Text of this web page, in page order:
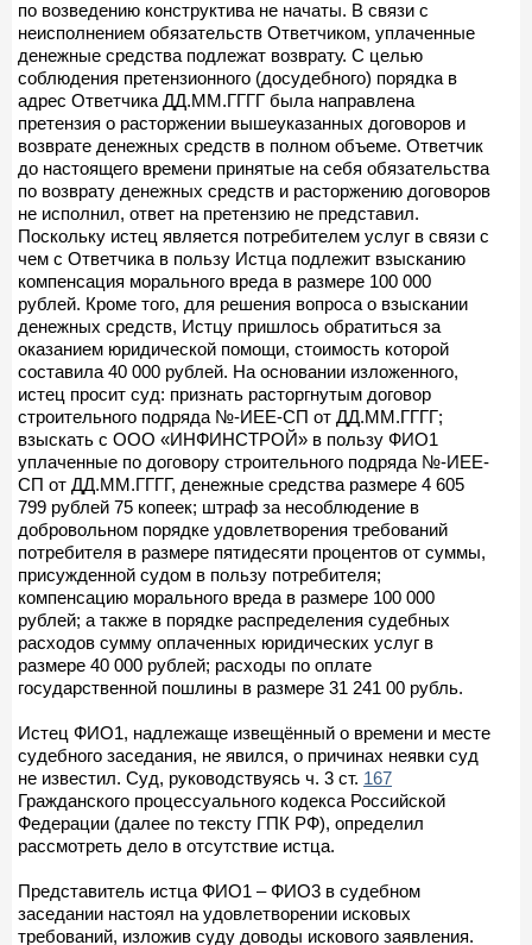
по возведению конструктива не начаты. В связи с
неисполнением обязательств Ответчиком, уплаченные
денежные средства подлежат возврату. С целью
соблюдения претензионного (досудебного) порядка в
адрес Ответчика ДД.ММ.ГГГГ была направлена
претензия о расторжении вышеуказанных договоров и
возврате денежных средств в полном объеме. Ответчик
до настоящего времени принятые на себя обязательства
по возврату денежных средств и расторжению договоров
не исполнил, ответ на претензию не представил.
Поскольку истец является потребителем услуг в связи с
чем с Ответчика в пользу Истца подлежит взысканию
компенсация морального вреда в размере 100 000
рублей. Кроме того, для решения вопроса о взыскании
денежных средств, Истцу пришлось обратиться за
оказанием юридической помощи, стоимость которой
составила 40 000 рублей. На основании изложенного,
истец просит суд: признать расторгнутым договор
строительного подряда №-ИЕЕ-СП от ДД.ММ.ГГГГ;
взыскать с ООО «ИНФИНСТРОЙ» в пользу ФИО1
уплаченные по договору строительного подряда №-ИЕЕ-
СП от ДД.ММ.ГГГГ, денежные средства размере 4 605
799 рублей 75 копеек; штраф за несоблюдение в
добровольном порядке удовлетворения требований
потребителя в размере пятидесяти процентов от суммы,
присужденной судом в пользу потребителя;
компенсацию морального вреда в размере 100 000
рублей; а также в порядке распределения судебных
расходов сумму оплаченных юридических услуг в
размере 40 000 рублей; расходы по оплате
государственной пошлины в размере 31 241 00 рубль.
Истец ФИО1, надлежаще извещённый о времени и месте
судебного заседания, не явился, о причинах неявки суд
не известил. Суд, руководствуясь ч. 3 ст. 167
Гражданского процессуального кодекса Российской
Федерации (далее по тексту ГПК РФ), определил
рассмотреть дело в отсутствие истца.
Представитель истца ФИО1 – ФИО3 в судебном
заседании настоял на удовлетворении исковых
требований, изложив суду доводы искового заявления.